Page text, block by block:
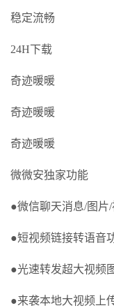
稳定流畅
24H下载
奇迹暖暖
奇迹暖暖
奇迹暖暖
微微安独家功能
●微信聊天消息/图片
●短视频链接转语音
●光速转发超大视频
●来袭本地大视频上